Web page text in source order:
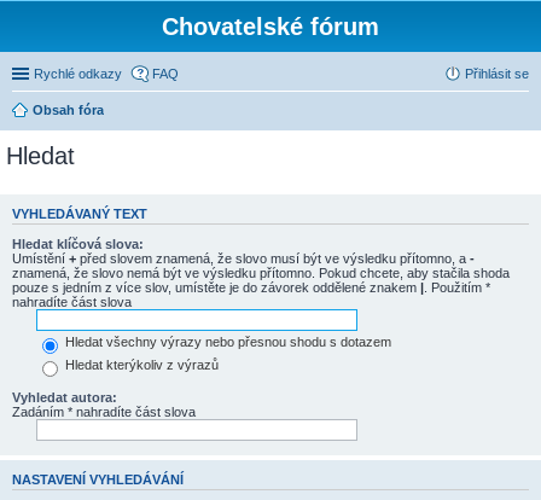
Chovatelské fórum
Rychlé odkazy FAQ Přihlásit se
Obsah fóra
Hledat
VYHLEDÁVANÝ TEXT
Hledat klíčová slova:
Umístění + před slovem znamená, že slovo musí být ve výsledku přítomno, a -
znamená, že slovo nemá být ve výsledku přítomno. Pokud chcete, aby stačila shoda
pouze s jedním z více slov, umístěte je do závorek oddělené znakem | . Použitím *
nahradíte část slova
Hledat všechny výrazy nebo přesnou shodu s dotazem
Hledat kterýkoliv z výrazů
Vyhledat autora:
Zadáním * nahradíte část slova
NASTAVENÍ VYHLEDÁVÁNÍ